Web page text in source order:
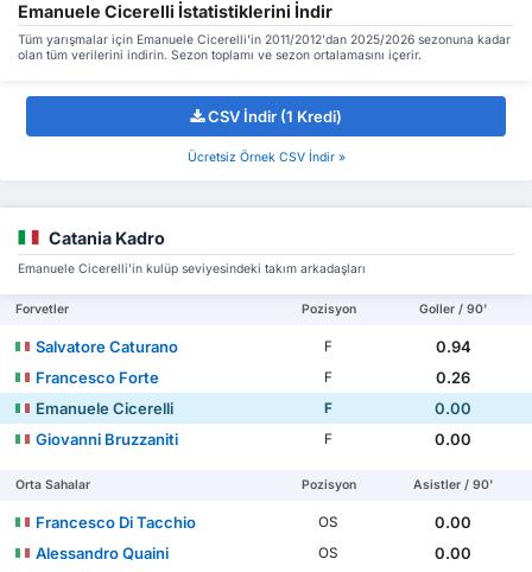
Emanuele Cicerelli İstatistiklerini İndir
Tüm yarışmalar için Emanuele Cicerelli'in 2011/2012'dan 2025/2026 sezonuna kadar
olan tüm verilerini indirin. Sezon toplamı ve sezon ortalamasını içerir.
CSV İndir (1 Kredi)
Ücretsiz Örnek CSV İndir »
Catania Kadro
Emanuele Cicerelli'in kulüp seviyesindeki takım arkadaşları
Forvetler Pozisyon Goller / 90'
Salvatore Caturano F
0.94
Francesco Forte
F
0.26
Emanuele Cicerelli
F
0.00
Giovanni Bruzzaniti
F 0.00
Orta Sahalar Pozisyon Asistler / 90'
Francesco Di Tacchio OS
0.00
Alessandro Quaini
OS
0.00